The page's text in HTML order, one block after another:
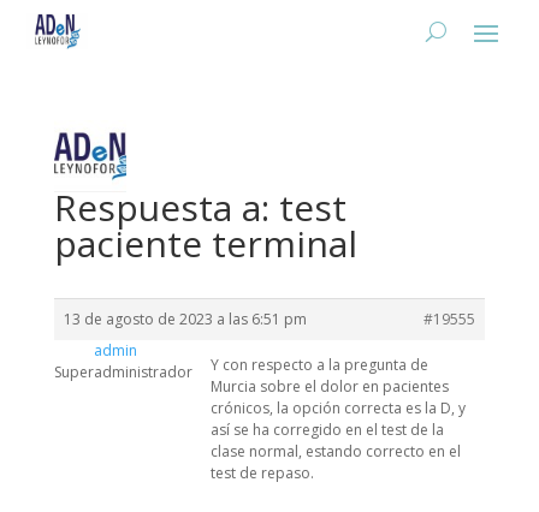
Respuesta a: test
paciente terminal
13 de agosto de 2023 a las 6:51 pm
#19555
admin
Superadministrador
Y con respecto a la pregunta de
Murcia sobre el dolor en pacientes
crónicos, la opción correcta es la D, y
así se ha corregido en el test de la
clase normal, estando correcto en el
test de repaso.